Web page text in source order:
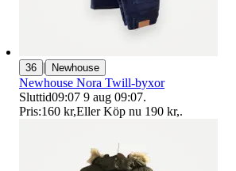
36 | Newhouse
Newhouse Nora Twill-byxor
Sluttid09:07 9 aug 09:07.
Pris:160 kr,Eller Köp nu 190 kr,.